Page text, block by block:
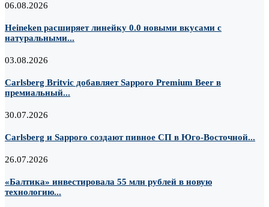
06.08.2026
Heineken расширяет линейку 0.0 новыми вкусами с
натуральными...
03.08.2026
Carlsberg Britvic добавляет Sapporo Premium Beer в
премиальный...
30.07.2026
Carlsberg и Sapporo создают пивное СП в Юго-Восточной...
26.07.2026
«Балтика» инвестировала 55 млн рублей в новую
технологию...